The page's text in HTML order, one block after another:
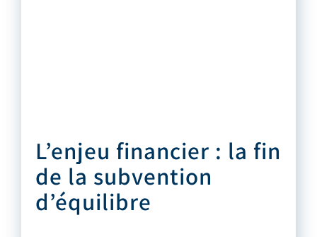
L’enjeu financier : la fin
de la subvention
d’équilibre